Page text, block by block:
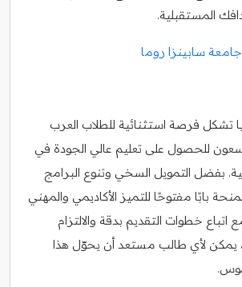
المستقبلية.
سابينزا روما
تشكل فرصة استثنائية للطلاب العرب
للحصول على تعليم عالي الجودة في
بفضل التمويل السخي وتنوع البرامج
بابًا مفتوحًا للتميز الأكاديمي والمهني
اتباع خطوات التقديم بدقة والالتزام
يمكن لأي طالب مستعد أن يحوّل هذا